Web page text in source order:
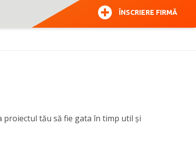
ÎNSCRIERE FIRMĂ
tău să fie gata în timp util și